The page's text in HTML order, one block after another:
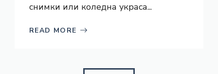
снимки или коледна украса...
READ MORE